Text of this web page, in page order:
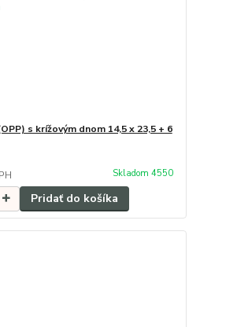
s krížovým dnom 14,5 x 23,5 + 6
Skladom 4550
Pridať do košíka